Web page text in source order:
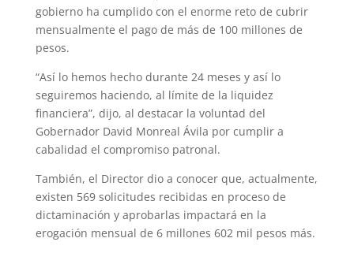
gobierno ha cumplido con el enorme reto de cubrir
mensualmente el pago de más de 100 millones de
pesos.
“Así lo hemos hecho durante 24 meses y así lo
seguiremos haciendo, al límite de la liquidez
financiera”, dijo, al destacar la voluntad del
Gobernador David Monreal Ávila por cumplir a
cabalidad el compromiso patronal.
También, el Director dio a conocer que, actualmente,
existen 569 solicitudes recibidas en proceso de
dictaminación y aprobarlas impactará en la
erogación mensual de 6 millones 602 mil pesos más.